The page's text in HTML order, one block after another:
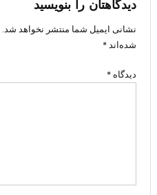
دیدگاهتان را بنویسید
نشانی ایمیل شما منتشر نخواهد شد.
شده‌اند*
دیدگاه *